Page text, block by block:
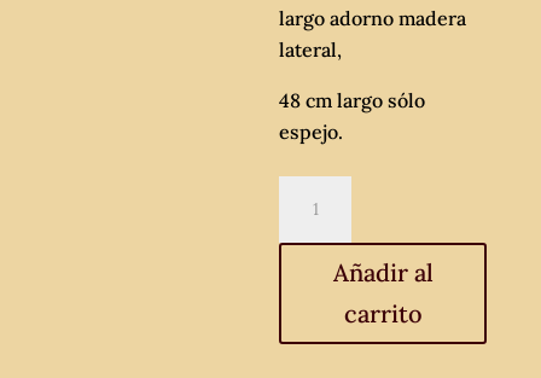
largo adorno madera
lateral,
48 cm largo sólo
espejo.
antiguo
estilo
Espejo
Añadir al
carrito